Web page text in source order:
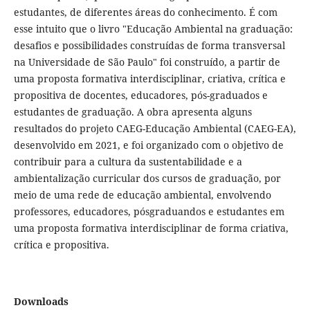
estudantes, de diferentes áreas do conhecimento. É com
esse intuito que o livro "Educação Ambiental na graduação:
desafios e possibilidades construídas de forma transversal
na Universidade de São Paulo" foi construído, a partir de
uma proposta formativa interdisciplinar, criativa, crítica e
propositiva de docentes, educadores, pós-graduados e
estudantes de graduação. A obra apresenta alguns
resultados do projeto CAEG-Educação Ambiental (CAEG-EA),
desenvolvido em 2021, e foi organizado com o objetivo de
contribuir para a cultura da sustentabilidade e a
ambientalização curricular dos cursos de graduação, por
meio de uma rede de educação ambiental, envolvendo
professores, educadores, pósgraduandos e estudantes em
uma proposta formativa interdisciplinar de forma criativa,
crítica e propositiva.
Downloads